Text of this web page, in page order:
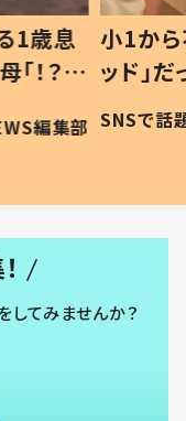
ギフテ
給食”を
の親編集部
ひ孫
が、抱
「涙
い」
してみませんか？